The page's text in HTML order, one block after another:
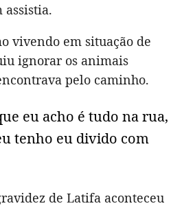
assistia.
vivendo em situação de
ignorar os animais
pelo caminho.
eu acho é tudo na rua,
tenho eu divido com
de Latifa aconteceu